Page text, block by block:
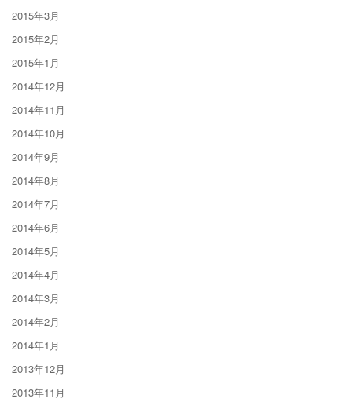
2015年3月
2015年2月
2015年1月
2014年12月
2014年11月
2014年10月
2014年9月
2014年8月
2014年7月
2014年6月
2014年5月
2014年4月
2014年3月
2014年2月
2014年1月
2013年12月
2013年11月